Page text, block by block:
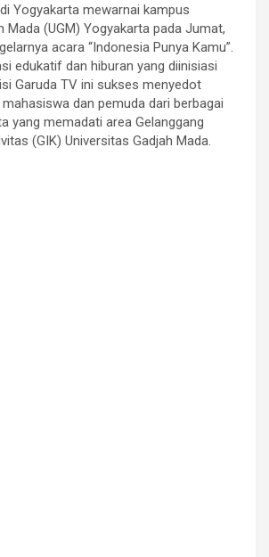
Yogyakarta mewarnai kampus
Mada (UGM) Yogyakarta pada Jumat,
acara “Indonesia Punya Kamu”.
edukatif dan hiburan yang diinisiasi
Garuda TV ini sukses menyedot
dan pemuda dari berbagai
yang memadati area Gelanggang
(GIK) Universitas Gadjah Mada.